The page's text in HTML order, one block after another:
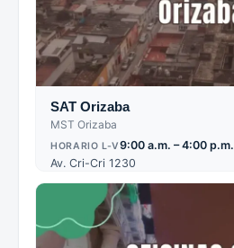
SAT Orizaba
MST Orizaba
HORARIO L-V9:00 a.m. – 4:00 p.m.
Av. Cri-Cri 1230